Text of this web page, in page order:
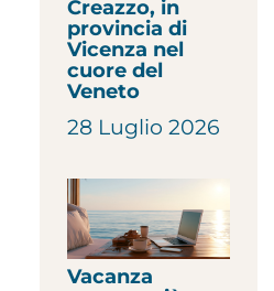
Creazzo, in
provincia di
Vicenza nel
cuore del
Veneto
28 Luglio 2026
Vacanza